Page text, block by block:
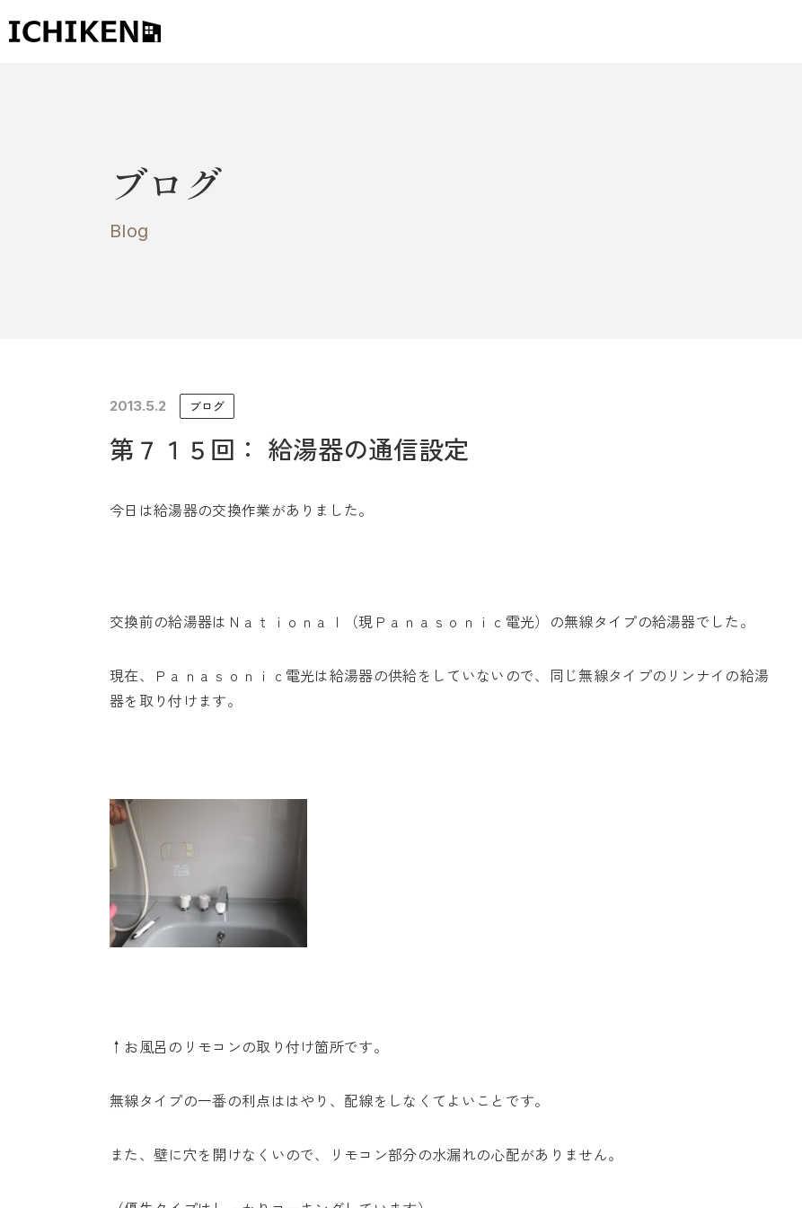
未来に住み継ぐ平屋
ブログ
Blog
2013.5.2 ブログ
第７１５回： 給湯器の通信設定
今日は給湯器の交換作業がありました。
交換前の給湯器はＮａｔｉｏｎａｌ（現Ｐａｎａｓｏｎｉｃ電光）の無線タイプの給湯器でした。
現在、Ｐａｎａｓｏｎｉｃ電光は給湯器の供給をしていないので、同じ無線タイプのリンナイの給湯
器を取り付けます。
↑お風呂のリモコンの取り付け箇所です。
無線タイプの一番の利点ははやり、配線をしなくてよいことです。
また、壁に穴を開けなくいので、リモコン部分の水漏れの心配がありません。